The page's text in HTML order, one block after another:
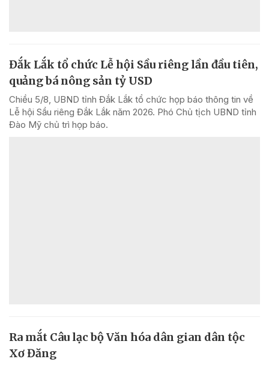
Đắk Lắk tổ chức Lễ hội Sầu riêng lần đầu tiên,
quảng bá nông sản tỷ USD
Chiều 5/8, UBND tỉnh Đắk Lắk tổ chức họp báo thông tin về
Lễ hội Sầu riêng Đắk Lắk năm 2026. Phó Chủ tịch UBND tỉnh
Đào Mỹ chủ trì họp báo.
Ra mắt Câu lạc bộ Văn hóa dân gian dân tộc
Xơ Đăng